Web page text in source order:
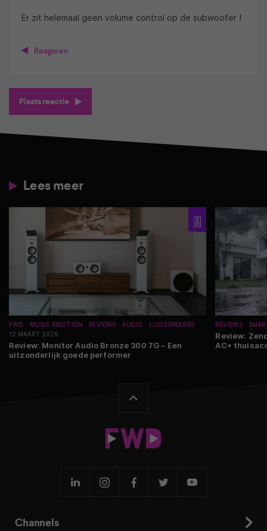
Er zit helemaal geen volume control op de subwoofer !
Reageren
Plaats reactie
Lees meer
FWD MUSIC EMOTION REVIEWS AUDIO
LUIDSPREKERS
12 MAART 2026
Review: Monitor Audio Bronze 300 7G – Een
uitzonderlijk goede performer
REVIEWS
Review:
AC+
Channels